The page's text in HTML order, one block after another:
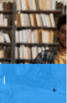
|
+